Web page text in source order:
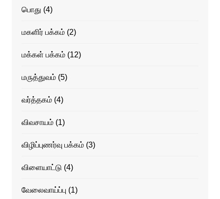
பொது (4)
மகளிர் பக்கம்(2)
மக்கள் பக்கம்(12)
மருத்துவம்(5)
வர்த்தகம்(4)
விவசாயம்(1)
விழிப்புணர்வு பக்கம்(3)
விளையாட்டு (4)
வேலைவாய்ப்பு (1)